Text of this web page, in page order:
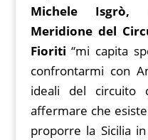
Michele Isgrò,
Meridione del
Fioriti “mi capita
confrontarmi con
ideali del circuito
affermare che
proporre la Sicilia